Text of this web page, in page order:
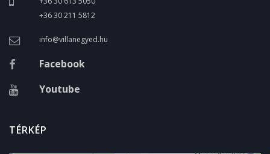
+36 30 211 5812
info@villanegyed.hu
Facebook
Youtube
TÉRKÉP